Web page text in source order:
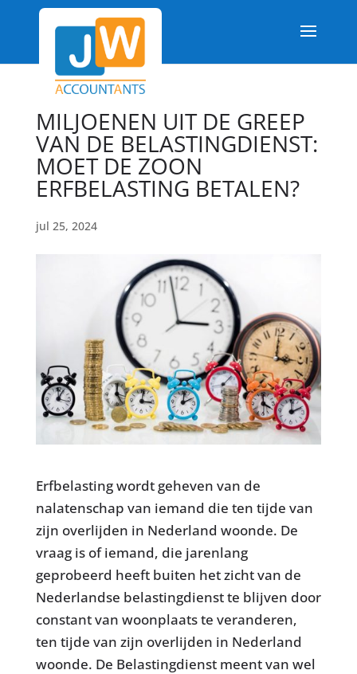
MILJOENEN UIT DE GREEP
VAN DE BELASTINGDIENST:
MOET DE ZOON
ERFBELASTING BETALEN?
jul 25, 2024
Erfbelasting wordt geheven van de
nalatenschap van iemand die ten tijde van
zijn overlijden in Nederland woonde. De
vraag is of iemand, die jarenlang
geprobeerd heeft buiten het zicht van de
Nederlandse belastingdienst te blijven door
constant van woonplaats te veranderen,
ten tijde van zijn overlijden in Nederland
woonde. De Belastingdienst meent van wel